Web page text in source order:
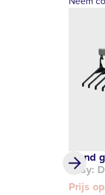
Wand
Easy:
Prijs